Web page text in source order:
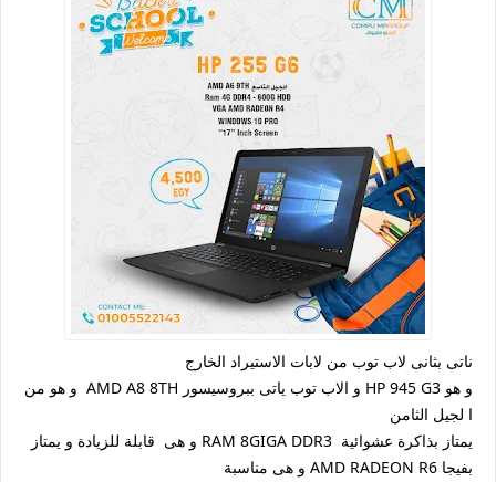
ناتى بثانى لاب توب من لابات الاستيراد الخارج
و هو HP 945 G3 و الاب توب ياتى ببروسيسور AMD A8 8TH و هو من
ا لجيل الثامن
يمتاز بذاكرة عشوائية RAM 8GIGA DDR3 و هى قابلة للزيادة و يمتاز
بفيجا AMD RADEON R6 و هى مناسبة